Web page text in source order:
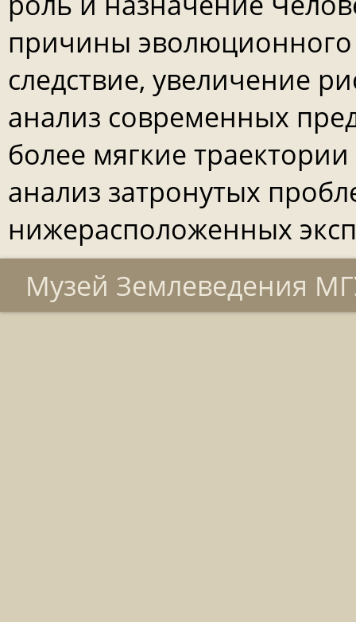
причины эволюционного
следствие, увеличение
анализ современных
более мягкие
анализ затронутых
нижерасположенных
Музей Землеведения